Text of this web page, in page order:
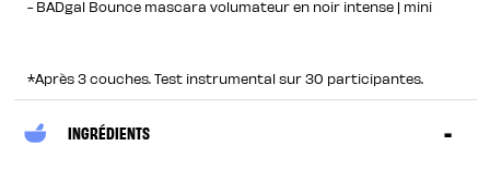
- BADgal Bounce mascara volumateur en noir intense | mini
*Après 3 couches. Test instrumental sur 30 participantes.
INGRÉDIENTS